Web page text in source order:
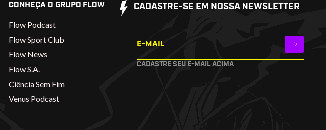
CONHEÇA O GRUPO FLOW
Flow Podcast
Flow Sport Club
Flow News
Flow S.A.
Ciência Sem Fim
Venus Podcast
CADASTRE-SE EM NOSSA NEWSLETTER
E-MAIL
CADASTRE SEU E-MAIL ACIMA